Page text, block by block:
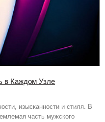
в Каждом Узле
изысканности и стиля. В
часть мужского